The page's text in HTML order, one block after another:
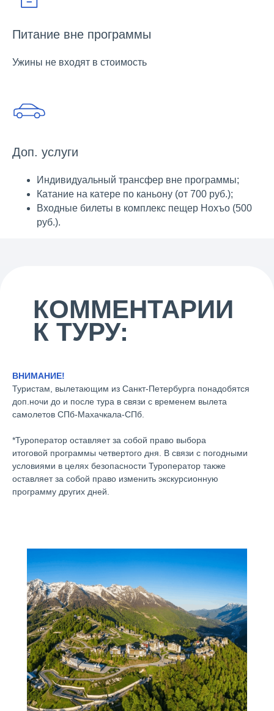
Питание вне программы
Ужины не входят в стоимость
Доп. услуги
Индивидуальный трансфер вне программы;
Катание на катере по каньону (от 700 руб.);
Входные билеты в комплекс пещер Нохъо (500
руб.).
КОММЕНТАРИИ
К ТУРУ:
ВНИМАНИЕ!
Туристам, вылетающим из Санкт-Петербурга понадобятся
доп.ночи до и после тура в связи с временем вылета
самолетов СПб-Махачкала-СПб.
*Туроператор оставляет за собой право выбора
итоговой программы четвертого дня. В связи с погодными
условиями в целях безопасности Туроператор также
оставляет за собой право изменить экскурсионную
программу других дней.
ВАМ МОЖЕТ
ПОНРАВИТЬСЯ:
ПОЛУЧАТЬ
НОВОСТИ
О ГОРЯЩИХ
ТУРАХ ПО РОССИИ
У нас много горящих туров, акций
ПОДПИСАТЬСЯ В МАХ
ПОДПИСАТЬСЯ В ТГ
ПОДПИСАТЬСЯ В ВК